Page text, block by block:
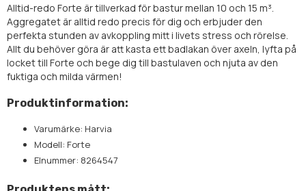
Alltid-redo Forte är tillverkad för bastur mellan 10 och 15 m³.
Aggregatet är alltid redo precis för dig och erbjuder den
perfekta stunden av avkoppling mitt i livets stress och rörelse.
Allt du behöver göra är att kasta ett badlakan över axeln, lyfta på
locket till Forte och bege dig till bastulaven och njuta av den
fuktiga och milda värmen!
Produktinformation:
Varumärke: Harvia
Modell: Forte
Elnummer: 8264547